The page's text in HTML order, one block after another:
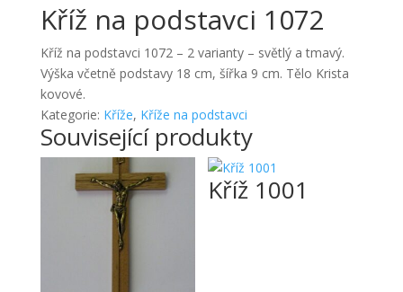
Kříž na podstavci 1072
Kříž na podstavci 1072 – 2 varianty – světlý a tmavý.
Výška včetně podstavy 18 cm, šířka 9 cm. Tělo Krista
kovové.
Kategorie: Kříže, Kříže na podstavci
Související produkty
Kříž 1001